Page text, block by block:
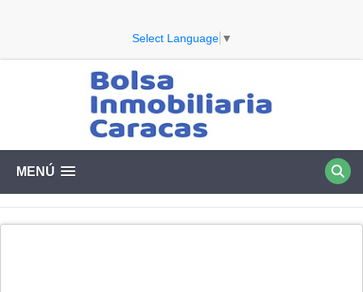
Select Language ▼
MENÚ